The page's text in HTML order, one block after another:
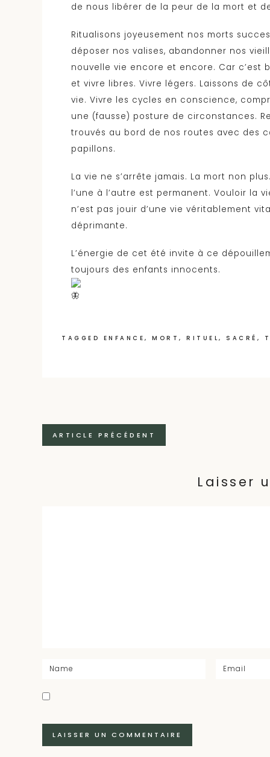
de nous libérer de la peur de la mort et
Ritualisons joyeusement nos morts
déposer nos valises, abandonner nos
nouvelle vie encore et encore. Car c’est
et vivre libres. Vivre légers. Laissons de
vie. Vivre les cycles en conscience,
une (fausse) posture de circonstances.
trouvés au bord de nos routes avec des
papillons.
La vie ne s’arrête jamais. La mort non
l’une à l’autre est permanent. Vouloir la
n’est pas jouir d’une vie véritablement
déprimante.
L’énergie de cet été invite à ce
toujours des enfants innocents.
TAGGED ENFANCE,MORT,RITUEL, SACRÉ ,
Navigation
ARTICLE PRÉCÉDENT
Laisser